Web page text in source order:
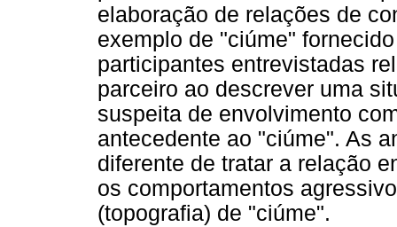
elaboração de relações de
exemplo de "ciúme"
participantes entrevistadas
parceiro ao descrever uma
suspeita de envolvimento
antecedente ao "ciúme". As
diferente de tratar a relação
os comportamentos
(topografia) de "ciúme".